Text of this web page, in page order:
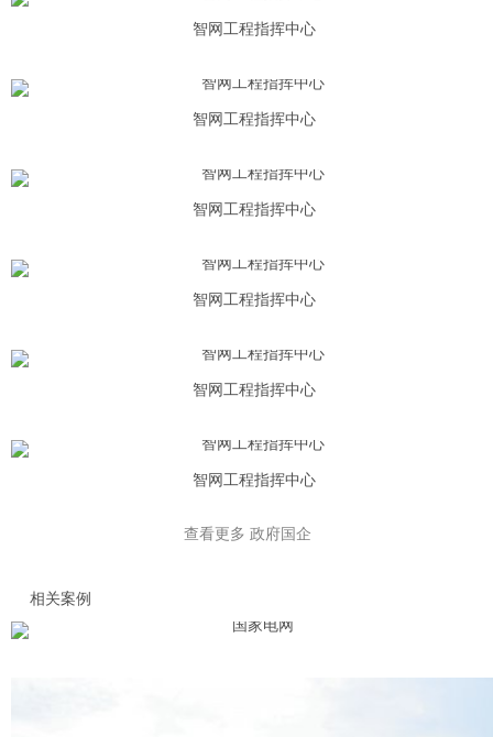
智网工程指挥中心
智网工程指挥中心
智网工程指挥中心
智网工程指挥中心
智网工程指挥中心
智网工程指挥中心
查看更多 政府国企
相关案例